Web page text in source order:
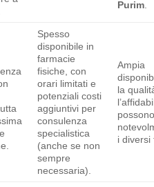
Purim
Spesso
disponibile in
farmacie
fisiche, con
orari limitati e
potenziali costi
aggiuntivi per
consulenza
specialistica
(anche se non
sempre
necessaria).
Ampia
la
i diversi